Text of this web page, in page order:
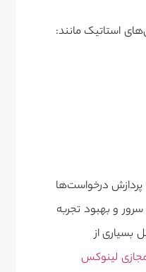
درخواست‌ها
و بهبود تجربه
بسیاری از
لینوکس